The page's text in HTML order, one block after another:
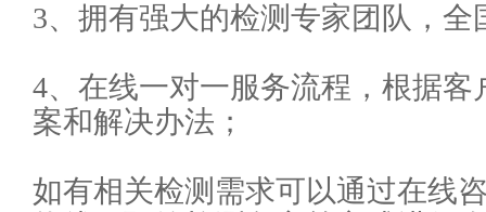
3、拥有强大的检测专家团队，
4、在线一对一服务流程，根据
案和解决办法；
如有相关检测需求可以通过在线